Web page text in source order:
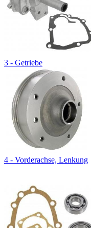
3 - Getriebe
4 - Vorderachse, Lenkung